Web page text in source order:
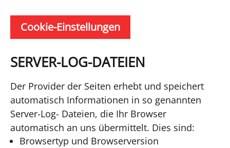
Cookie-Einstellungen
SERVER-LOG-DATEIEN
Der Provider der Seiten erhebt und speichert
automatisch Informationen in so genannten
Server-Log- Dateien, die Ihr Browser
automatisch an uns übermittelt. Dies sind:
Browsertyp und Browserversion